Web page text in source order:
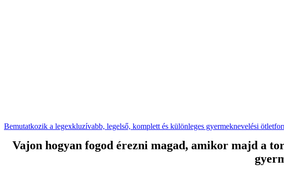
Bemutatkozik a legexkluzívabb, legelső, komplett és különleges gyermeknevelési
Vajon hogyan fogod érezni magad, amikor majd a